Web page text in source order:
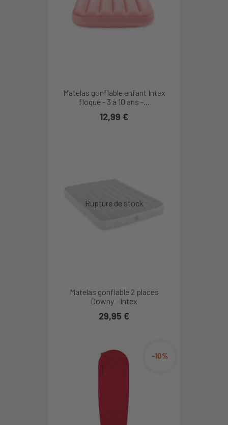
Matelas gonflable enfant Intex
floqué - 3 à 10 ans -...
12,99 €
Matelas gonflable 2 places
Downy - Intex
29,95 €
-10%